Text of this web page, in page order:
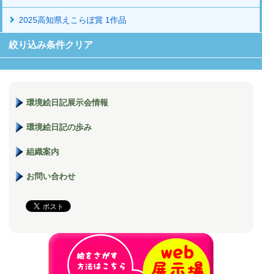
2025高知県えこらぼ賞 1作品
絞り込み条件クリア
環境絵日記展示会情報
環境絵日記の歩み
組織案内
お問い合わせ